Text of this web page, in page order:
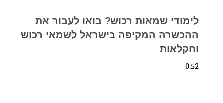
לימודי שמאות רכוש? בואו לעבור את
ההכשרה המקיפה בישראל לשמאי רכוש
וחקלאות